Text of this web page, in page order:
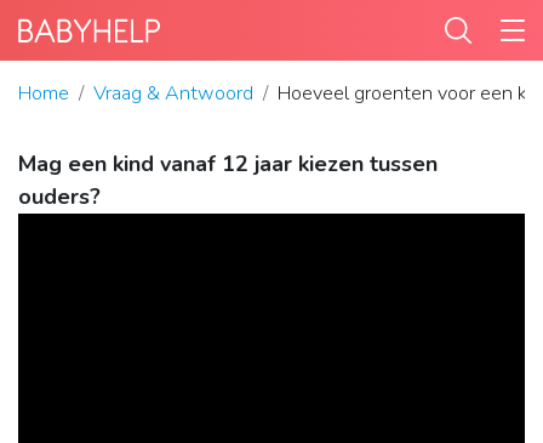
Home Vraag & Antwoord Hoeveel groenten voor een
Mag een kind vanaf 12 jaar kiezen tussen
ouders?